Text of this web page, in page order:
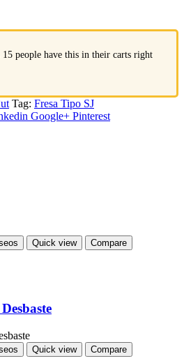
15 people have this in their carts right
Tag: Fresa Tipo SJ
Google+ Pinterest
Quick view Compare
Quick view Compare